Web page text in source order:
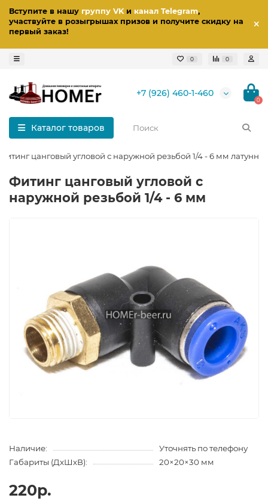
Вступите в нашу группу VKи канал Telegram,
участвуйте в розыгрышах призов и получите скидку на
первый заказ!
0 0
+7 (926) 460-1-460
0
Каталог товаров
цанговый угловой с наружной резьбой 1/4 - 6 мм
Фитинг цанговый угловой с
наружной резьбой 1/4 - 6 мм
Наличие:
Уточнять по телефону
Габариты (ДхШхВ):
20×20×30 мм
220р.